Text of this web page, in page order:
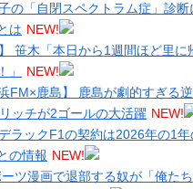
の「自閉スペクトラム症」診
は NEW!
】 笹木「本日から1週間ほど里
」
NEW!
FM×鹿島】 鹿島が劇的すぎる
ッチが2ゴールの大活躍 NEW!
ラックF1の契約は2026年の1
の情報 NEW!
ーツ漫画で退部する奴が「俺た